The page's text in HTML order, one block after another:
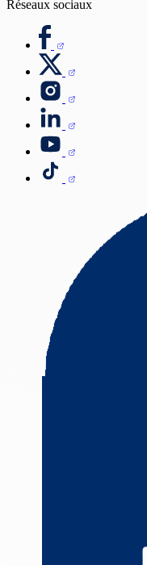
Réseaux sociaux